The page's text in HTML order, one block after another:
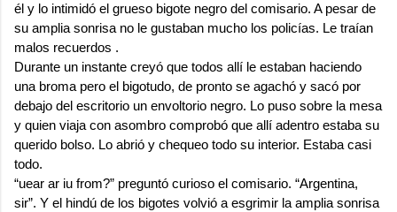
él y lo intimidó el grueso bigote negro del comisario. A pesar de
su amplia sonrisa no le gustaban mucho los policías. Le traían
malos recuerdos .
Durante un instante creyó que todos allí le estaban haciendo
una broma pero el bigotudo, de pronto se agachó y sacó por
debajo del escritorio un envoltorio negro. Lo puso sobre la mesa
y quien viaja con asombro comprobó que allí adentro estaba su
querido bolso. Lo abrió y chequeo todo su interior. Estaba casi
todo.
“uear ar iu from?” preguntó curioso el comisario. “Argentina,
sir”. Y el hindú de los bigotes volvió a esgrimir la amplia sonrisa